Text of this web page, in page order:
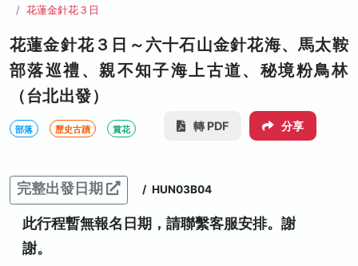
花蓮金針花３日
花蓮金針花３日～六十石山金針花海、馬太鞍
部落巡禮、親不知子海上古道、秘境粉鳥林
（台北出發）
部落 歷史古蹟 賞花 轉 PDF 分享
完整出發日期 / HUN03B04
此行程暫無報名日期，請聯繫客服安排。謝
謝。